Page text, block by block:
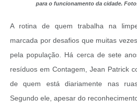
para o funcionamento da cidade.
A rotina de quem trabalha na
marcada por desafios que muitas
pela população. Há cerca de sete
resíduos em Contagem, Jean Patrick
de quem está diariamente nas
Segundo ele, apesar do